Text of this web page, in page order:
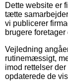
Dette website er
tætte
vi publicerer
brugere foretager
Vejledning
rutinemæssigt,
imod rettelser
opdaterede de